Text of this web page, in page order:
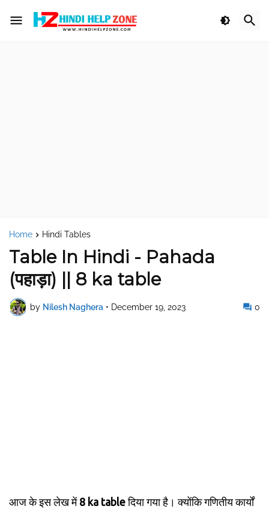
Home Hindi Tables
Table In Hindi - Pahada
(पहाड़ा) || 8 ka table
by Nilesh Naghera • December 19, 2023 0
आज के इस लेख में 8 ka tableदिया गया है। क्योंकि गणितीय कार्यों